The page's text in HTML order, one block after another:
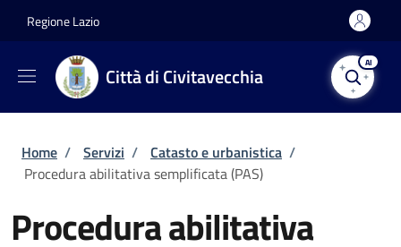
Regione Lazio
Città di Civitavecchia
AI
Briciole di pane
Home / Servizi / Catasto e urbanistica /
Procedura abilitativa semplificata (PAS)
Procedura abilitativa